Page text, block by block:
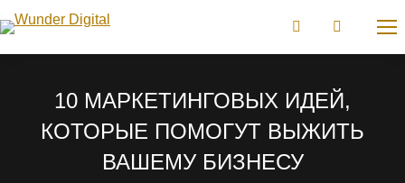
10 МАРКЕТИНГОВЫХ ИДЕЙ,
КОТОРЫЕ ПОМОГУТ ВЫЖИТЬ
ВАШЕМУ БИЗНЕСУ